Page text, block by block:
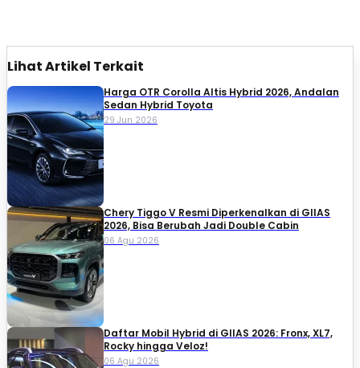
Lihat Artikel Terkait
Harga OTR Corolla Altis Hybrid 2026, Andalan
Sedan Hybrid Toyota
29 Jun 2026
Chery Tiggo V Resmi Diperkenalkan di GIIAS
2026, Bisa Berubah Jadi Double Cabin
06 Agu 2026
Daftar Mobil Hybrid di GIIAS 2026: Fronx, XL7,
Rocky hingga Veloz!
06 Agu 2026